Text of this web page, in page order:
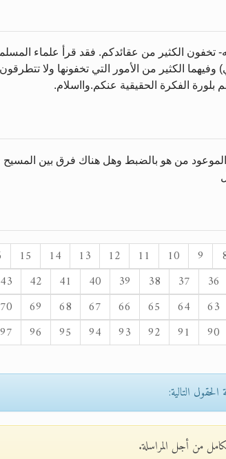
تخفون الكثير من عقائدكم. فقد قرأ علماء
الكثير من الأمور التي تخفونها ولا
الفكرة الحقيقية عنكم.وااسلام.
من هو بالضبط وهل هناك فرق بين
9
10
11
12
13
14
15
36
37
38
39
40
41
42
43
63
64
65
66
67
68
69
70
90
91
92
93
94
95
96
97